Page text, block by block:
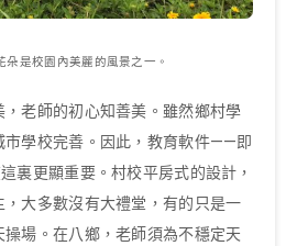
朵是校園內美麗的風景之一。
老師的初心知善美。雖然鄉村學
市學校完善。因此，教育軟件——即
裏更顯重要。村校平房式的設計，
大多數沒有大禮堂，有的只是一
場。在八鄉，老師須為不穩定天